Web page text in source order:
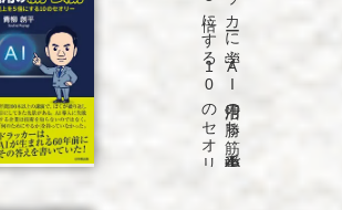
「ド
ラ
ッ
カ
ーに
学ぶ
A
I
活用の
勝ち
筋
中小企業で
も
売上を
5
倍に
す
る
1
0
の
セ
オ
リ
ー」
を